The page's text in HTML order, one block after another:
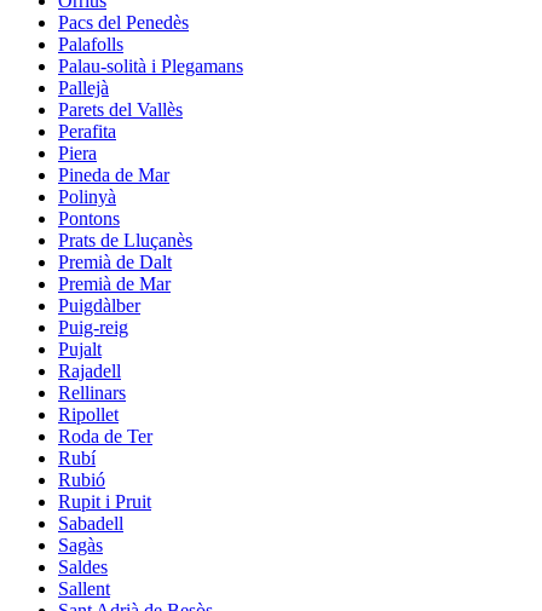
Pacs del Penedès
Palafolls
Palau-solità i Plegamans
Pallejà
Parets del Vallès
Perafita
Piera
Pineda de Mar
Polinyà
Pontons
Prats de Lluçanès
Premià de Dalt
Premià de Mar
Puigdàlber
Puig-reig
Pujalt
Rajadell
Rellinars
Ripollet
Roda de Ter
Rubí
Rubió
Rupit i Pruit
Sabadell
Sagàs
Saldes
Sallent